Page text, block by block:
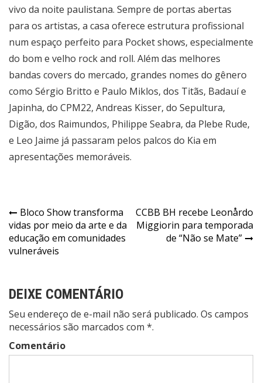
vivo da noite paulistana. Sempre de portas abertas
para os artistas, a casa oferece estrutura profissional
num espaço perfeito para Pocket shows, especialmente
do bom e velho rock and roll. Além das melhores
bandas covers do mercado, grandes nomes do gênero
como Sérgio Britto e Paulo Miklos, dos Titãs, Badauí e
Japinha, do CPM22, Andreas Kisser, do Sepultura,
Digão, dos Raimundos, Philippe Seabra, da Plebe Rude,
e Leo Jaime já passaram pelos palcos do Kia em
apresentações memoráveis.
Navegação
de
Post
Bloco Show transforma
vidas por meio da arte e da
educação em comunidades
vulneráveis
CCBB BH recebe Leonårdo
Miggiorin para temporada
de “Não se Mate”
DEIXE COMENTÁRIO
Seu endereço de e-mail não será publicado. Os campos
necessários são marcados com *.
Comentário